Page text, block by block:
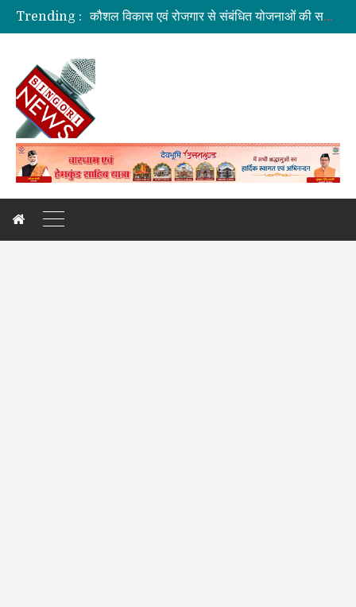
Trending :
जिलाधिकारी की अध्यक्षता में आयोजित हुई वन भूमि हस्तांतरण की बैठक
ग्रामीण महिलाओं को आर्थिक सशक्त बनाने पर जोर
दुःखदः वाहन दुर्घटनाग्रस्त, पांच की मौत